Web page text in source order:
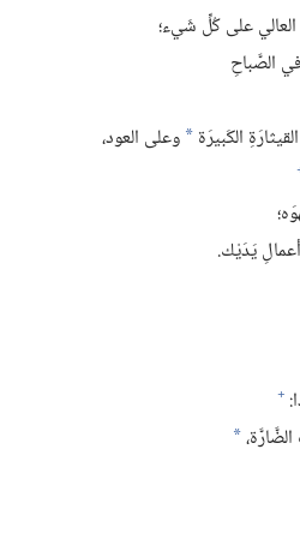
العالي على كُلِّ شَيء؛‏
في الصَّباحِ
الكَبيرَة * وعلى العود،‏
يَدَيْك.‏
+
*